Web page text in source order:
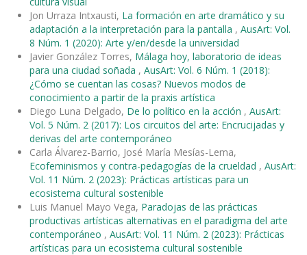
Jon Urraza Intxausti, La formación en arte dramático y su
adaptación a la interpretación para la pantalla , AusArt: Vol.
8 Núm. 1 (2020): Arte y/en/desde la universidad
Javier González Torres, Málaga hoy, laboratorio de ideas
para una ciudad soñada , AusArt: Vol. 6 Núm. 1 (2018):
¿Cómo se cuentan las cosas? Nuevos modos de
conocimiento a partir de la praxis artística
Diego Luna Delgado, De lo político en la acción , AusArt:
Vol. 5 Núm. 2 (2017): Los circuitos del arte: Encrucijadas y
derivas del arte contemporáneo
Carla Álvarez-Barrio, José María Mesías-Lema,
Ecofeminismos y contra-pedagogías de la crueldad , AusArt:
Vol. 11 Núm. 2 (2023): Prácticas artísticas para un
ecosistema cultural sostenible
Luis Manuel Mayo Vega, Paradojas de las prácticas
productivas artísticas alternativas en el paradigma del arte
contemporáneo , AusArt: Vol. 11 Núm. 2 (2023): Prácticas
artísticas para un ecosistema cultural sostenible